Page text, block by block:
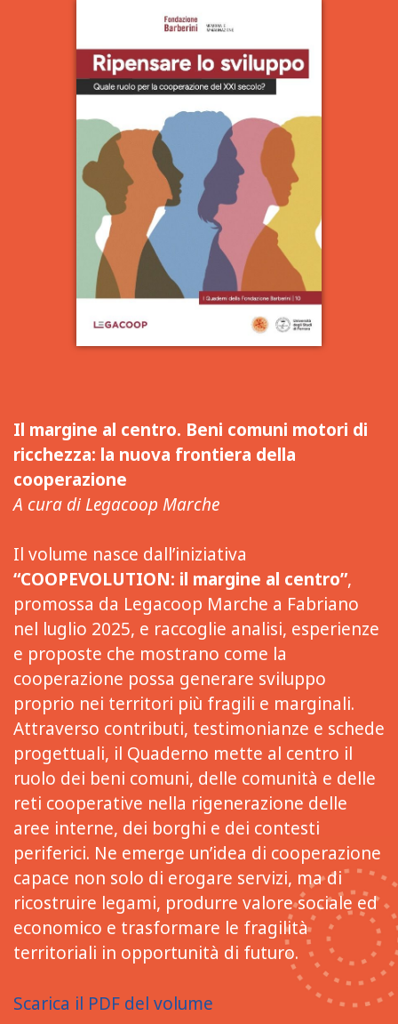
Il margine al centro. Beni comuni motori di
ricchezza: la nuova frontiera della
cooperazione
A cura di Legacoop Marche
Il volume nasce dall’iniziativa
“COOPEVOLUTION: il margine al centro”,
promossa da Legacoop Marche a Fabriano
nel luglio 2025, e raccoglie analisi, esperienze
e proposte che mostrano come la
cooperazione possa generare sviluppo
proprio nei territori più fragili e marginali.
Attraverso contributi, testimonianze e schede
progettuali, il Quaderno mette al centro il
ruolo dei beni comuni, delle comunità e delle
reti cooperative nella rigenerazione delle
aree interne, dei borghi e dei contesti
periferici. Ne emerge un’idea di cooperazione
capace non solo di erogare servizi, ma di
ricostruire legami, produrre valore sociale ed
economico e trasformare le fragilità
territoriali in opportunità di futuro.
Scarica il PDF del volume